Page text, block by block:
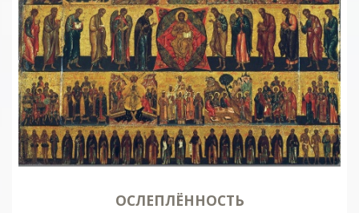
ОСЛЕПЛЁННОСТЬ